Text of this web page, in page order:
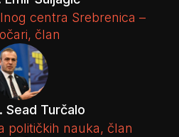
centra Srebrenica –
član
Sead Turčalo
političkih nauka, član